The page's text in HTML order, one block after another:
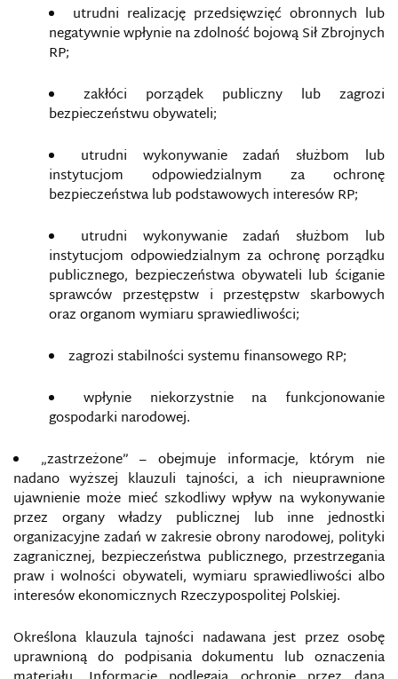
utrudni realizację przedsięwzięć obronnych lub
negatywnie wpłynie na zdolność bojową Sił Zbrojnych
RP;
zakłóci porządek publiczny lub zagrozi
bezpieczeństwu obywateli;
utrudni wykonywanie zadań służbom lub
instytucjom odpowiedzialnym za ochronę
bezpieczeństwa lub podstawowych interesów RP;
utrudni wykonywanie zadań służbom lub
instytucjom odpowiedzialnym za ochronę porządku
publicznego, bezpieczeństwa obywateli lub ściganie
sprawców przestępstw i przestępstw skarbowych
oraz organom wymiaru sprawiedliwości;
zagrozi stabilności systemu finansowego RP;
wpłynie niekorzystnie na funkcjonowanie
gospodarki narodowej.
„zastrzeżone” – obejmuje informacje, którym nie
nadano wyższej klauzuli tajności, a ich nieuprawnione
ujawnienie może mieć szkodliwy wpływ na wykonywanie
przez organy władzy publicznej lub inne jednostki
organizacyjne zadań w zakresie obrony narodowej, polityki
zagranicznej, bezpieczeństwa publicznego, przestrzegania
praw i wolności obywateli, wymiaru sprawiedliwości albo
interesów ekonomicznych Rzeczypospolitej Polskiej.
Określona klauzula tajności nadawana jest przez osobę
uprawnioną do podpisania dokumentu lub oznaczenia